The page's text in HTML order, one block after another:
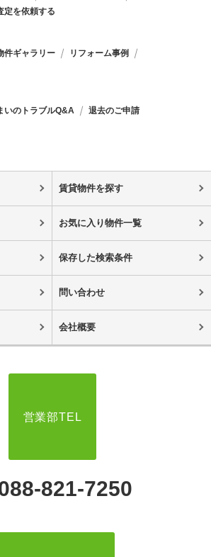
定を依頼する
件ギャラリー
リフォーム事例
いのトラブルQ&A 退去のご申請
賃貸物件を探す
お気に入り物件一覧
保存した検索条件
問い合わせ
会社概要
営業部TEL
821-7250